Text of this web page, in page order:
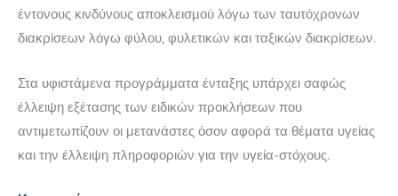
έντονους κινδύνους αποκλεισμού λόγω των ταυτόχρονων
διακρίσεων λόγω φύλου, φυλετικών και ταξικών διακρίσεων.
Στα υφιστάμενα προγράμματα ένταξης υπάρχει σαφώς
έλλειψη εξέτασης των ειδικών προκλήσεων που
αντιμετωπίζουν οι μετανάστες όσον αφορά τα θέματα υγείας
και την έλλειψη πληροφοριών για την υγεία-στόχους.